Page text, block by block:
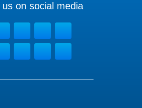
us on social media